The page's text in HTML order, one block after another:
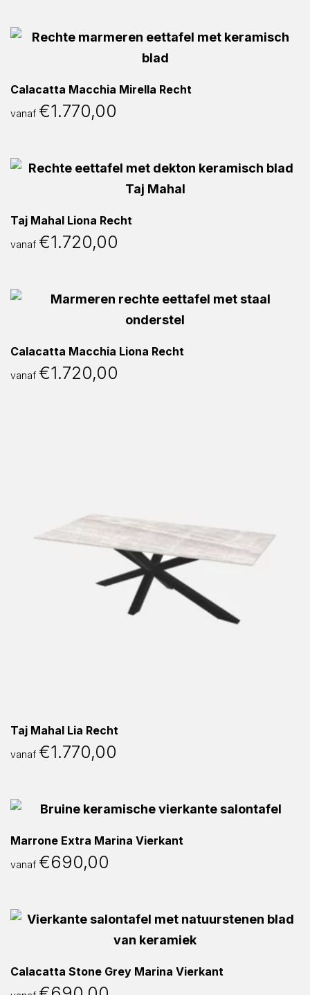
Calacatta Macchia Mirella Recht
vanaf €1.770,00
Taj Mahal Liona Recht
vanaf €1.720,00
Calacatta Macchia Liona Recht
vanaf €1.720,00
Taj Mahal Lia Recht
vanaf €1.770,00
Marrone Extra Marina Vierkant
vanaf €690,00
Calacatta Stone Grey Marina Vierkant